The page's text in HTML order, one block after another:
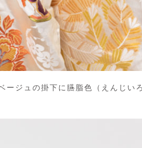
ージュの掛下に臙脂色（えんじ